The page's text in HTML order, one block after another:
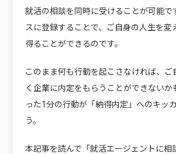
就活の相談を同時に受けることが可能で
スに登録することで、
ご自身の人生を変
得る ことができるのです。
このまま何も行動を起こさなければ、ご
く企業に内定をもらうことができないか
った1分の行動が「納得内定」へのキッ
う。
本記事を読んで「就活エージェントに相